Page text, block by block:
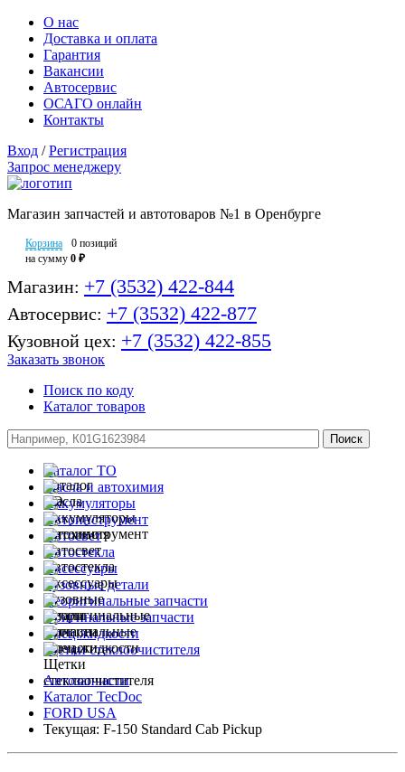
О нас
Доставка и оплата
Гарантия
Вакансии
Автосервис
ОСАГО онлайн
Контакты
Вход / Регистрация
Запрос менеджеру
Магазин запчастей и автотоваров №1 в Оренбурге
Корзина
0 позиций
на сумму 0 ₽
Магазин: +7 (3532) 422-844
Автосервис: +7 (3532) 422-877
Кузовной цех: +7 (3532) 422-855
Заказать звонок
Поиск по коду
Каталог товаров
Каталог ТО
Масла и автохимия
Аккумуляторы
Автоинструмент
Автосвет
Автостекла
Аксессуары
Кузовные детали
Неоригинальные запчасти
Оригинальные запчасти
Спец.жидкости
Щетки стеклоочистителя
Автозапчасти
Каталог TecDoc
FORD USA
Текущая: F-150 Standard Cab Pickup